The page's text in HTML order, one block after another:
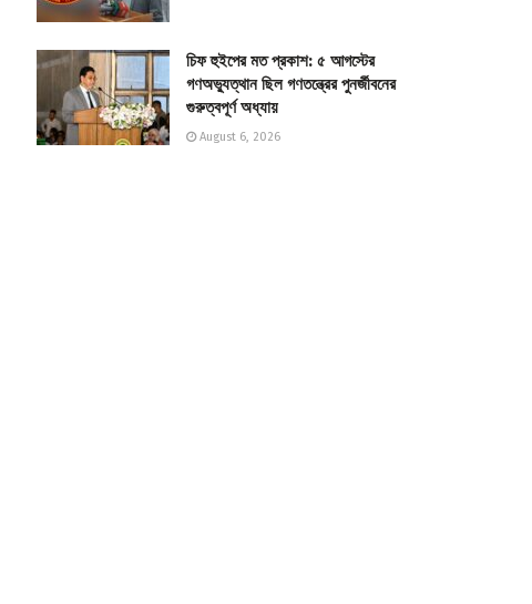
চিফ হুইপের মত প্রকাশ: ৫ আগস্টের
গণঅভ্যুত্থান ছিল গণতন্ত্রের পুনর্জীবনের
গুরুত্বপূর্ণ অধ্যায়
August 6, 2026